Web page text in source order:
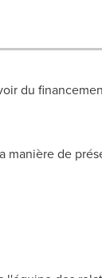
du
manière de